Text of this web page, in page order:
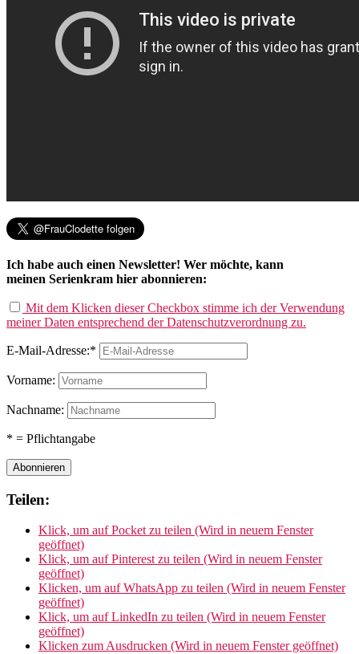
Ich habe auch einen Newsletter! Wer möchte, kann
meinen Serienkram hier abonnieren:
Mit dem Klicken dieser Checkbox stimme ich der Verwendung
meiner Daten entsprechend der Datenschutzverordnung zu.
E-Mail-Adresse:*
Vorname:
Nachname:
* = Pflichtangabe
Teilen:
Klick, um auf Pocket zu teilen (Wird in neuem Fenster
geöffnet)
Klick, um auf Pinterest zu teilen (Wird in neuem Fenster
geöffnet)
Klicken, um auf WhatsApp zu teilen (Wird in neuem Fenster
geöffnet)
Klick, um auf LinkedIn zu teilen (Wird in neuem Fenster
geöffnet)
Klicken zum Ausdrucken (Wird in neuem Fenster geöffnet)